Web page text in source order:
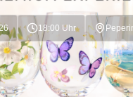
18:00 Uhr